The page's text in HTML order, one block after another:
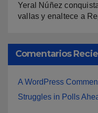
Yeral Núñez
vallas y enaltece a
Comentarios
A WordPress
Struggles in Polls